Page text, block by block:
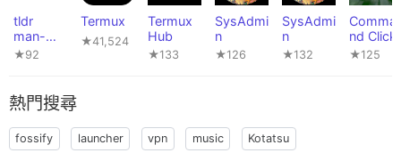
tldr
man-
pages
★92
Termux
★41,524
Termux
Hub
★133
SysAdmi
n
★126
SysAdmi
n
★132
Comma
nd Click
★125
熱門搜尋
fossify launcher vpn music Kotatsu